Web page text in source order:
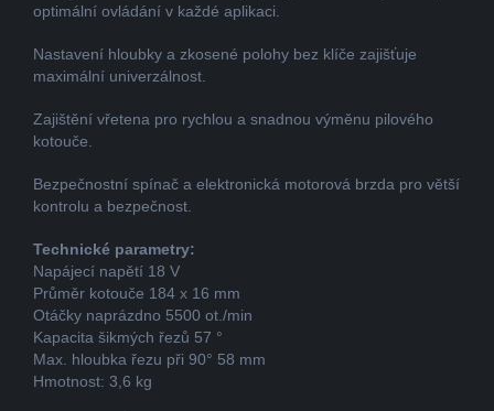
optimální ovládání v každé aplikaci.
Nastavení hloubky a zkosené polohy bez klíče zajišťuje
maximální univerzálnost.
Zajištění vřetena pro rychlou a snadnou výměnu pilového
kotouče.
Bezpečnostní spínač a elektronická motorová brzda pro větší
kontrolu a bezpečnost.
Technické parametry:
Napájecí napětí 18 V
Průměr kotouče 184 x 16 mm
Otáčky naprázdno 5500 ot./min
Kapacita šikmých řezů 57 °
Max. hloubka řezu při 90° 58 mm
Hmotnost: 3,6 kg